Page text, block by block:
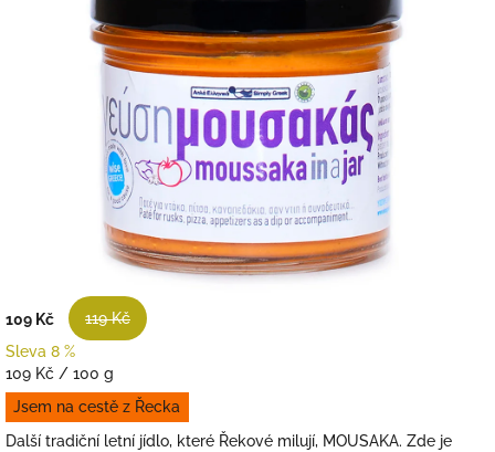
109 Kč
119 Kč
Sleva 8 %
Měrná
cena:
109 Kč / 100 g
Jsem na cestě z Řecka
Další tradiční letní jídlo, které Řekové milují, MOUSAKA. Zde je